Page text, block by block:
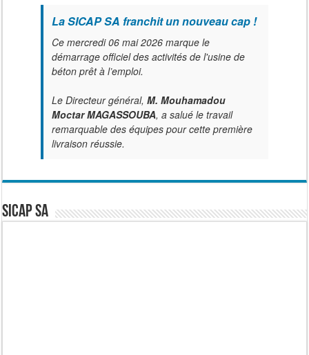
La SICAP SA franchit un nouveau cap !
Ce mercredi 06 mai 2026 marque le
démarrage officiel des activités de l'usine de
béton prêt à l’emploi.
Le Directeur général, M. Mouhamadou
Moctar MAGASSOUBA, a salué le travail
remarquable des équipes pour cette première
livraison réussie.
SICAP SA